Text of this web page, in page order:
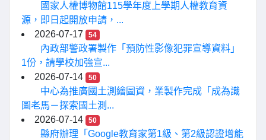
國家人權博物館115學年度上學期人權教育資
源，即日起開放申請，...
2026-07-17
54
內政部警政署製作「預防性影像犯罪宣導資料」
1份，請學校加強宣...
2026-07-14
50
中心為推廣國土測繪圖資，業製作完成「成為識
圖老馬－探索國土測...
2026-07-14
50
縣府辦理「Google教育家第1級、第2級認證增能